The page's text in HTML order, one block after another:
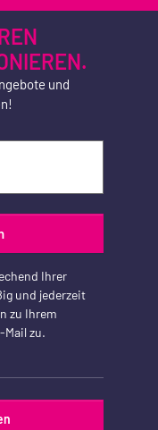
und
Ihrer
und jederzeit
zu Ihrem
zu.